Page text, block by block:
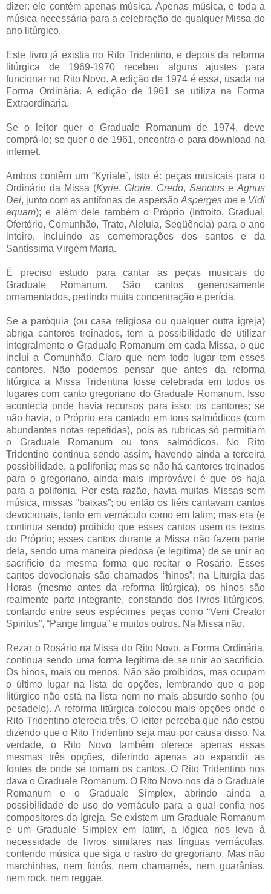
dizer: ele contém apenas música. Apenas música, e toda a
música necessária para a celebração de qualquer Missa do
ano litúrgico.
Este livro já existia no Rito Tridentino, e depois da reforma
litúrgica de 1969-1970 recebeu alguns ajustes para
funcionar no Rito Novo. A edição de 1974 é essa, usada na
Forma Ordinária. A edição de 1961 se utiliza na Forma
Extraordinária.
Se o leitor quer o Graduale Romanum de 1974, deve
comprá-lo; se quer o de 1961, encontra-o para download na
internet.
Ambos contêm um “Kyriale”, isto é: peças musicais para o
Ordinário da Missa (Kyrie, Gloria, Credo, Sanctus e Agnus
Dei, junto com as antífonas de aspersão Asperges mee Vidi
aquam); e além dele também o Próprio (Introito, Gradual,
Ofertório, Comunhão, Trato, Aleluia, Seqüência) para o ano
inteiro, incluindo as comemorações dos santos e da
Santíssima Virgem Maria.
É preciso estudo para cantar as peças musicais do
Graduale Romanum. São cantos generosamente
ornamentados, pedindo muita concentração e perícia.
Se a paróquia (ou casa religiosa ou qualquer outra igreja)
abriga cantores treinados, tem a possibilidade de utilizar
integralmente o Graduale Romanum em cada Missa, o que
inclui a Comunhão. Claro que nem todo lugar tem esses
cantores. Não podemos pensar que antes da reforma
litúrgica a Missa Tridentina fosse celebrada em todos os
lugares com canto gregoriano do Graduale Romanum. Isso
acontecia onde havia recursos para isso: os cantores; se
não havia, o Próprio era cantado em tons salmódicos (com
abundantes notas repetidas), pois as rubricas só permitiam
o Graduale Romanum ou tons salmódicos. No Rito
Tridentino continua sendo assim, havendo ainda a terceira
possibilidade, a polifonia; mas se não há cantores treinados
para o gregoriano, ainda mais improvável é que os haja
para a polifonia. Por esta razão, havia muitas Missas sem
música, missas “baixas”; ou então os fiéis cantavam cantos
devocionais, tanto em vernáculo como em latim; mas era (e
continua sendo) proibido que esses cantos usem os textos
do Próprio; esses cantos durante a Missa não fazem parte
dela, sendo uma maneira piedosa (e legítima) de se unir ao
sacrifício da mesma forma que recitar o Rosário. Esses
cantos devocionais são chamados “hinos”; na Liturgia das
Horas (mesmo antes da reforma litúrgica), os hinos são
realmente parte integrante, constando dos livros litúrgicos,
contando entre seus espécimes peças como “Veni Creator
Spiritus”, “Pange lingua” e muitos outros. Na Missa não.
Rezar o Rosário na Missa do Rito Novo, a Forma Ordinária,
continua sendo uma forma legítima de se unir ao sacrifício.
Os hinos, mais ou menos. Não são proibidos, mas ocupam
o último lugar na lista de opções, lembrando que o pop
litúrgico não está na lista nem no mais absurdo sonho (ou
pesadelo). A reforma litúrgica colocou mais opções onde o
Rito Tridentino oferecia três. O leitor perceba que não estou
dizendo que o Rito Tridentino seja mau por causa disso. Na
verdade, o Rito Novo também oferece apenas essas
mesmas três opções, diferindo apenas ao expandir as
fontes de onde se tomam os cantos. O Rito Tridentino nos
dava o Graduale Romanum. O Rito Novo nos dá o Graduale
Romanum e o Graduale Simplex, abrindo ainda a
possibilidade de uso do vernáculo para a qual confia nos
compositores da Igreja. Se existem um Graduale Romanum
e um Graduale Simplex em latim, a lógica nos leva à
necessidade de livros similares nas línguas vernáculas,
contendo música que siga o rastro do gregoriano. Mas não
marchinhas, nem forrós, nem chamamés, nem guarânias,
nem rock, nem reggae.